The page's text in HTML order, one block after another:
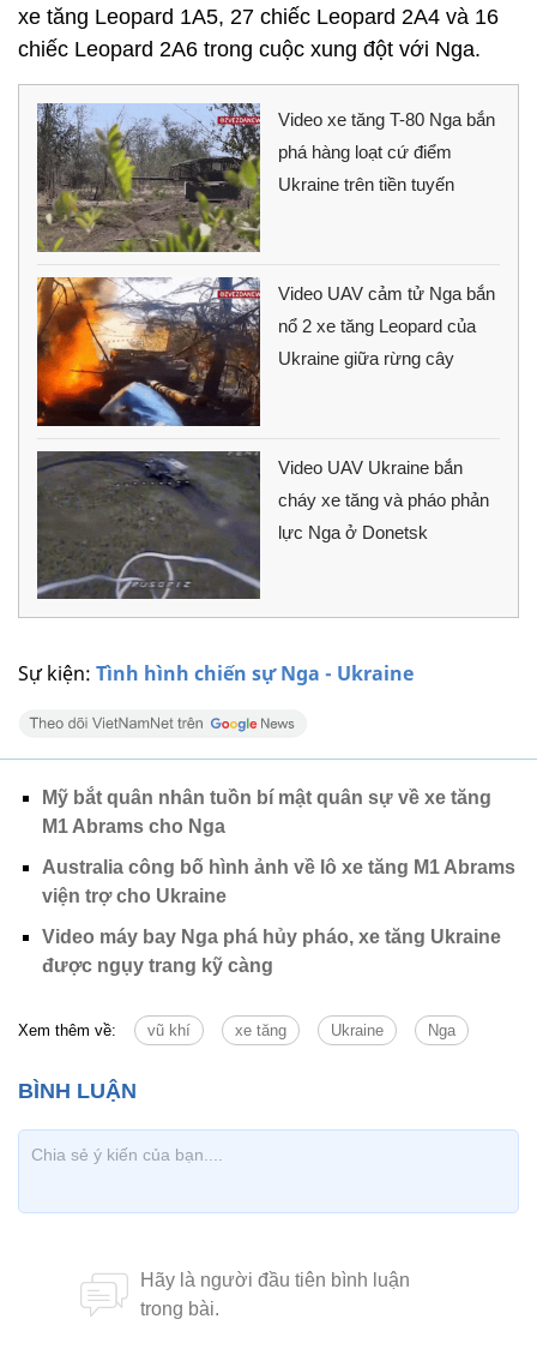
Sự kiện: Tình hình chiến sự Nga - Ukraine
xe tăng Leopard 1A5, 27 chiếc Leopard 2A4 và 16
chiếc Leopard 2A6 trong cuộc xung đột với Nga.
Video xe tăng T-80 Nga bắn
phá hàng loạt cứ điểm
Ukraine trên tiền tuyến
Video UAV cảm tử Nga bắn
nổ 2 xe tăng Leopard của
Ukraine giữa rừng cây
Video UAV Ukraine bắn
cháy xe tăng và pháo phản
lực Nga ở Donetsk
Mỹ bắt quân nhân tuồn bí mật quân sự về xe tăng
M1 Abrams cho Nga
Australia công bố hình ảnh về lô xe tăng M1 Abrams
viện trợ cho Ukraine
Video máy bay Nga phá hủy pháo, xe tăng Ukraine
được ngụy trang kỹ càng
Xem thêm về: vũ khí xe tăng Ukraine Nga